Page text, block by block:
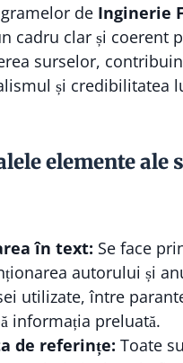
de Inginerie
cadru clar și coerent
surselor,
și credibilitatea
elemente ale
în text: Se face
autorului și
utilizate, între
informația preluată.
de referințe: Toate